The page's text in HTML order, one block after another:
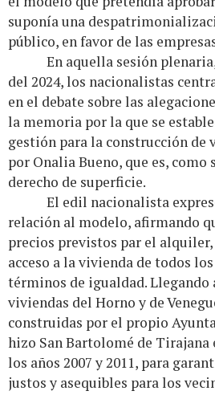
suponía una
público, en favor de las
En aquella sesión plenaria,
del 2024, los nacionalistas
en el debate sobre las
la memoria por la que se
gestión para la construcción de
por Onalia Bueno, que es, como
derecho de superficie.
El edil nacionalista expresó
relación al modelo, afirmando
precios previstos par el
acceso a la vivienda de todos
términos de igualdad. Llegando
viviendas del Horno y de
construidas por el propio
hizo San Bartolomé de Tirajana
los años 2007 y 2011, para
justos y asequibles para los